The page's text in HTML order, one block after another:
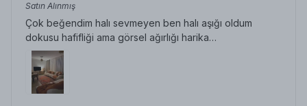
Satın Alınmış
Çok beğendim halı sevmeyen ben halı aşığı oldum
dokusu hafifliği ama görsel ağırlığı harika…